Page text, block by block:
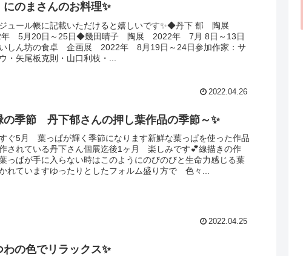
のまさんのお料理✨
ュール帳に記載いただけると嬉しいです✨◆丹下 郁 陶展
年 5月20日～25日◆幾田晴子 陶展 2022年 7月 8日～13日
しん坊の食卓 企画展 2022年 8月19日～24日参加作家：サ
・矢尾板克則・山口利枝・...
2022.04.26
の季節 丹下郁さんの押し葉作品の季節～✨
ぐ5月 葉っぱが輝く季節になります新鮮な葉っぱを使った作品
されている丹下さん個展迄後1ヶ月 楽しみです💕線描きの作
っぱが手に入らない時はこのようにのびのびと生命力感じる葉
れていますゆったりとしたフォルム盛り方で 色々...
2022.04.25
わの色でリラックス✨